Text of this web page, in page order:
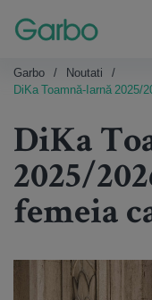
Garbo
Noutati
DiKa Toamnă-Iarnă 2025/
DiKa
2025/
femeia